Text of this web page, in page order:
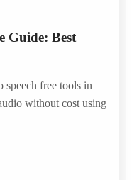
Guide: Best
speech free tools in
without cost using